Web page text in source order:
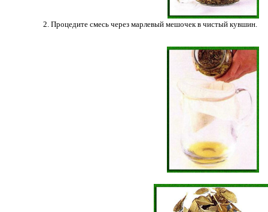
2. Процедите смесь через марлевый мешочек в чистый кувшин.